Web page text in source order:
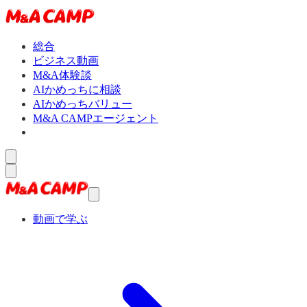
総合
ビジネス動画
M&A体験談
AIかめっちに相談
AIかめっちバリュー
M&A CAMPエージェント
動画で学ぶ